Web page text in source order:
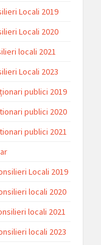
Locali 2019
Locali 2020
locali 2021
Locali 2023
publici 2019
publici 2020
publici 2021
Locali 2019
locali 2020
locali 2021
locali 2023